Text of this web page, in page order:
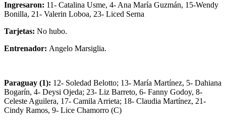
Ingresaron: 11- Catalina Usme, 4- Ana María Guzmán, 15-Wendy
Bonilla, 21- Valerin Loboa, 23- Liced Serna
Tarjetas: No hubo.
Entrenador: Angelo Marsiglia.
Paraguay (1): 12- Soledad Belotto; 13- María Martínez, 5- Dahiana
Bogarín, 4- Deysi Ojeda; 23- Liz Barreto, 6- Fanny Godoy, 8-
Celeste Aguilera, 17- Camila Arrieta; 18- Claudia Martínez, 21-
Cindy Ramos, 9- Lice Chamorro (C)